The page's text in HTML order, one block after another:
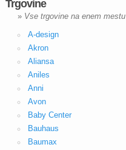
Trgovine
» Vse trgovine na enem mestu
A-design
Akron
Aliansa
Aniles
Anni
Avon
Baby Center
Bauhaus
Baumax